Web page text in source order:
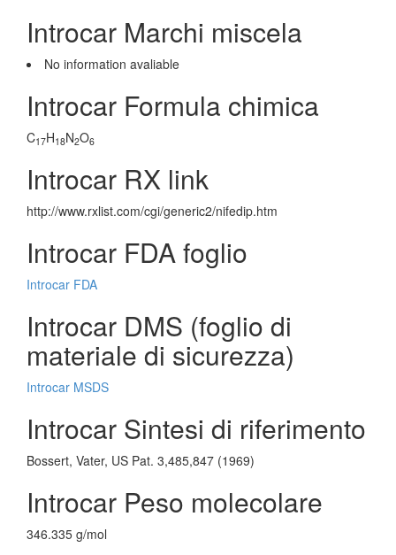
Introcar Marchi miscela
No information avaliable
Introcar Formula chimica
C17H18N2O6
Introcar RX link
http://www.rxlist.com/cgi/generic2/nifedip.htm
Introcar FDA foglio
Introcar FDA
Introcar DMS (foglio di
materiale di sicurezza)
Introcar MSDS
Introcar Sintesi di riferimento
Bossert, Vater, US Pat. 3,485,847 (1969)
Introcar Peso molecolare
346.335 g/mol